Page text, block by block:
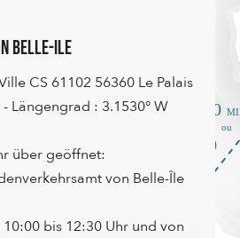
Belle-Ile
CS 61102 56360 Le Palais
Längengrad : 3.1530° W
über geöffnet:
von Belle-Île
bis 12:30 Uhr und von